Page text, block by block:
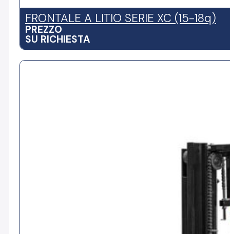
FRONTALE A LITIO SERIE XC (15-18q)
PREZZO
SU RICHIESTA